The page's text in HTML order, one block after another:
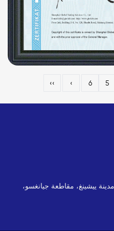
5
6
›
››
مدينة ييشينغ، مقاطعة جيانغسو،